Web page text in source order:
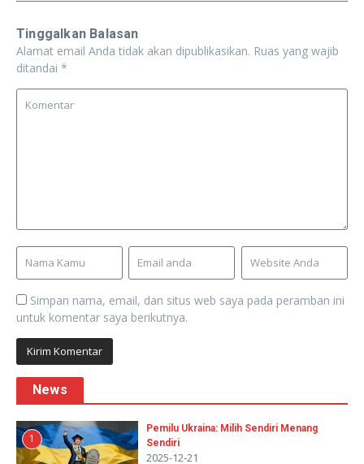
Tinggalkan Balasan
Alamat email Anda tidak akan dipublikasikan. Ruas yang wajib
ditandai *
Simpan nama, email, dan situs web saya pada peramban ini
untuk komentar saya berikutnya.
News
1
Pemilu Ukraina: Milih Sendiri Menang
Sendiri
2025-12-21